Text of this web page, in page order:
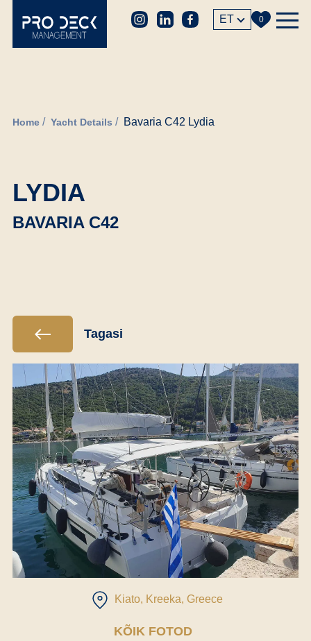
ET 0
Home Yacht Details Bavaria C42 Lydia
LYDIA
BAVARIA C42
Tagasi
Kiato, Kreeka, Greece
KÕIK FOTOD